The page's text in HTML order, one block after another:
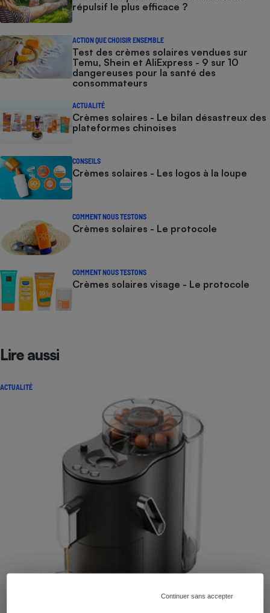
Continuer sans accepter
répulsif le plus efficace ?
ACTION QUE CHOISIR ENSEMBLE
Test des crèmes solaires vendues sur
Temu, Shein et AliExpress - 9 sur 10
dangereuses pour la santé des
consommateurs
ACTUALITÉ
Crèmes solaires - Le bilan désastreux des
plateformes chinoises
CONSEILS
Crèmes solaires - Les logos à la loupe
COMMENT NOUS TESTONS
Crèmes solaires - Le protocole
COMMENT NOUS TESTONS
Crèmes solaires visage - Le protocole
Lire aussi
ACTUALITÉ